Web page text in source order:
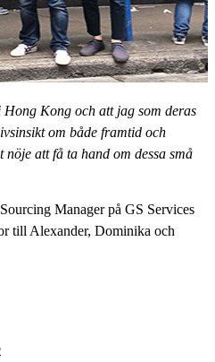
Kong och att jag som deras
om både framtid och
att få ta hand om dessa små
Manager på GS Services
till Alexander, Dominika och